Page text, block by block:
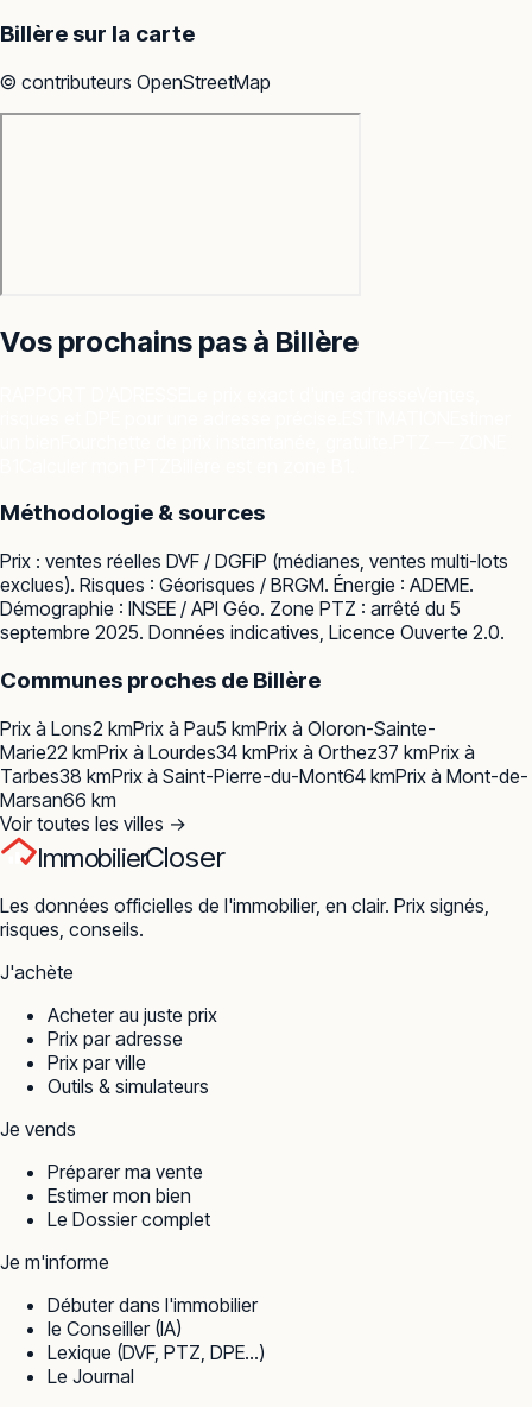
Billère sur la carte
© contributeurs OpenStreetMap
Vos prochains pas à Billère
Méthodologie & sources
Prix : ventes réelles DVF / DGFiP (médianes, ventes multi-lots
exclues). Risques : Géorisques / BRGM. Énergie : ADEME.
Démographie : INSEE / API Géo. Zone PTZ : arrêté du 5
septembre 2025. Données indicatives, Licence Ouverte 2.0.
Communes proches de Billère
Prix à Lons2 kmPrix à Pau5 kmPrix à Oloron-Sainte-
Marie22 kmPrix à Lourdes34 kmPrix à Orthez37 kmPrix à
Tarbes38 kmPrix à Saint-Pierre-du-Mont64 kmPrix à Mont-de-
Marsan66 km
Voir toutes les villes →
ImmobilierCloser
Les données officielles de l'immobilier, en clair. Prix signés,
risques, conseils.
J'achète
Acheter au juste prix
Prix par adresse
Prix par ville
Outils & simulateurs
Je vends
Préparer ma vente
Estimer mon bien
Le Dossier complet
Je m'informe
Débuter dans l'immobilier
le Conseiller (IA)
Lexique (DVF, PTZ, DPE…)
Le Journal